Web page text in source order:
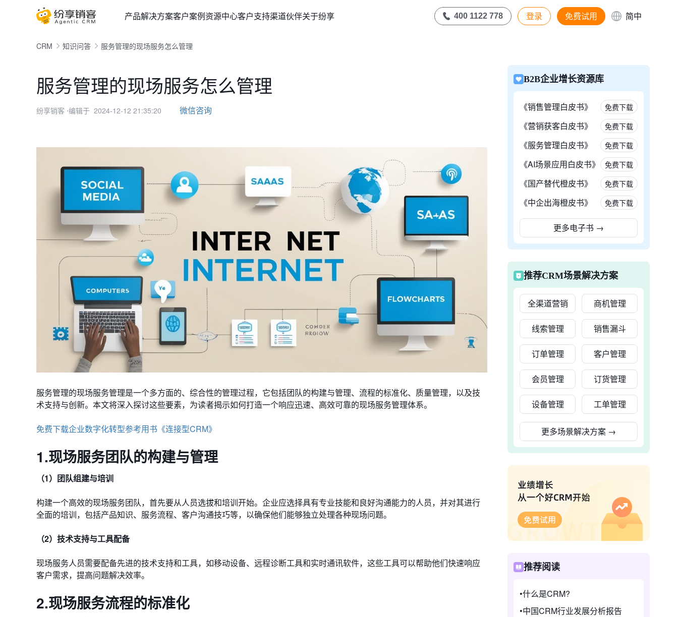
产品解决方案客户案例资源中心客户支持渠道伙伴关于纷享 400 1122 778 登录 免费试用 简中
CRM 知识问答 服务管理的现场服务怎么管理
服务管理的现场服务怎么管理
纷享销客 ⋅编辑于 2024-12-12 21:35:20 微信咨询
服务管理的现场服务管理是一个多方面的、综合性的管理过程，它包括团队的构建与管理、流程的标准化、质量管理，以及技
术支持与创新。本文将深入探讨这些要素，为读者揭示如何打造一个响应迅速、高效可靠的现场服务管理体系。
免费下载企业数字化转型参考用书《连接型CRM》
1.现场服务团队的构建与管理
（1）团队组建与培训
构建一个高效的现场服务团队，首先要从人员选拔和培训开始。企业应选择具有专业技能和良好沟通能力的人员，并对其进行
全面的培训，包括产品知识、服务流程、客户沟通技巧等，以确保他们能够独立处理各种现场问题。
（2）技术支持与工具配备
现场服务人员需要配备先进的技术支持和工具，如移动设备、远程诊断工具和实时通讯软件，这些工具可以帮助他们快速响应
客户需求，提高问题解决效率。
2.现场服务流程的标准化
B2B企业增长资源库
《销售管理白皮书》 免费下载
《营销获客白皮书》 免费下载
《服务管理白皮书》 免费下载
《AI场景应用白皮书》 免费下载
《国产替代橙皮书》 免费下载
《中企出海橙皮书》 免费下载
更多电子书 →
推荐CRM场景解决方案
全渠道营销 商机管理
线索管理 销售漏斗
订单管理 客户管理
会员管理 订货管理
设备管理 工单管理
更多场景解决方案 →
推荐阅读
什么是CRM?
中国CRM行业发展分析报告